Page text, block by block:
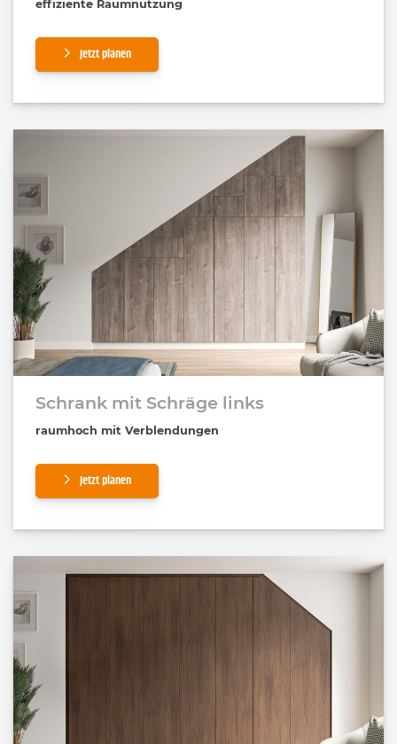
effiziente Raumnutzung
Jetzt planen
Schrank mit Schräge links
raumhoch mit Verblendungen
Jetzt planen